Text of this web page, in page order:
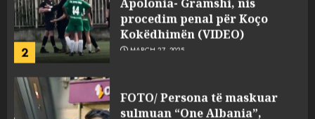
2 MARCH 27, 2025
ngjarja u fsheh. A u vodhën
serverat?